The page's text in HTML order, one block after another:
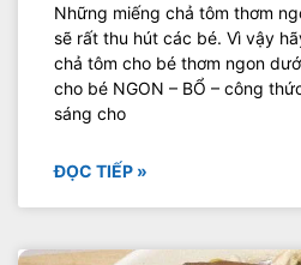
Những miếng chả tôm thơm
sẽ rất thu hút các bé. Vì vậy
chả tôm cho bé thơm ngon
cho bé NGON – BỔ – công
sáng cho
ĐỌC TIẾP »